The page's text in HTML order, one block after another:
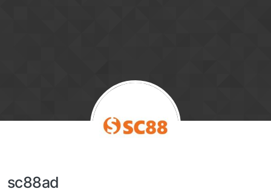
sc88ad